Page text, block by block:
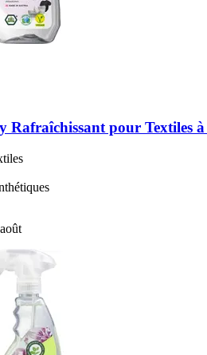
Rafraîchissant pour Textiles